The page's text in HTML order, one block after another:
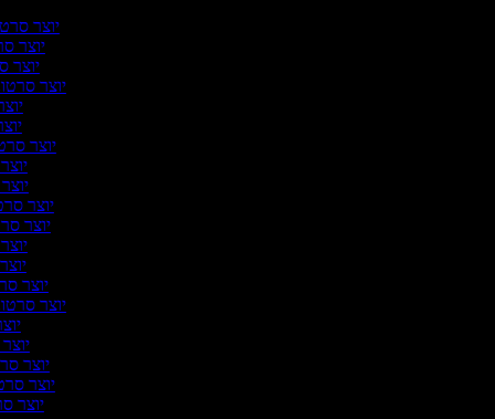
יוצר
יוצר
יוצר
יוצר
יוצר
יוצר
יוצר
יוצר
יוצר
יוצר
יוצר
יוצר